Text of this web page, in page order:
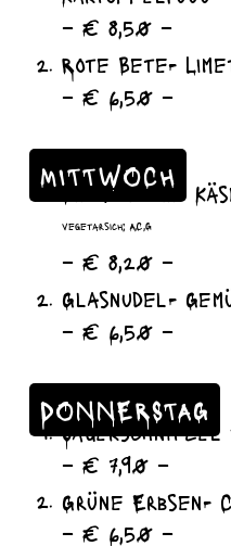
– € 8,50 –
Rote Bete-
– € 6,50 –
MITTWOCH
Blumenkohl-
vegetarsich; A,C,G
– € 8,20 –
Glasnudel-
– € 6,50 –
DONNERSTAG
Jägerschnitzel
– € 7,90 –
Grüne Erbsen-
– € 6,50 –